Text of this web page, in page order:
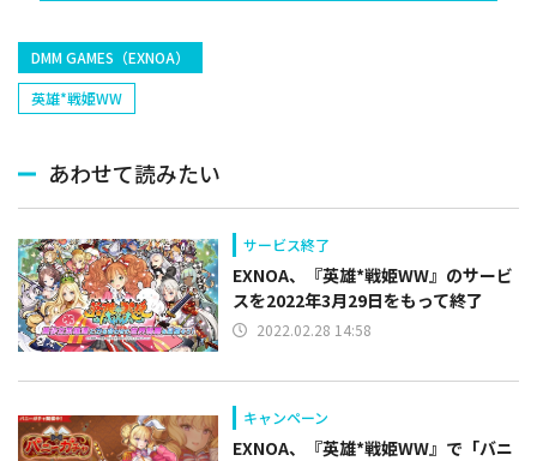
DMM GAMES（EXNOA）
英雄*戦姫WW
あわせて読みたい
サービス終了
EXNOA、『英雄*戦姫WW』のサービ
スを2022年3月29日をもって終了
2022.02.28 14:58
キャンペーン
EXNOA、『英雄*戦姫WW』で「バニ